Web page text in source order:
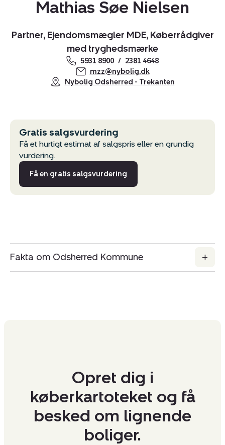
Mathias Søe Nielsen
Partner, Ejendomsmægler MDE, Køberrådgiver
med tryghedsmærke
5931 8900
2381 4648
mzz@nybolig.dk
Nybolig Odsherred - Trekanten
Gratis salgsvurdering
Få et hurtigt estimat af salgspris eller en grundig
vurdering.
Få en gratis salgsvurdering
Fakta om Odsherred Kommune
Opret dig i
køberkartoteket og få
besked om lignende
boliger.
Kopier link
Del via mail